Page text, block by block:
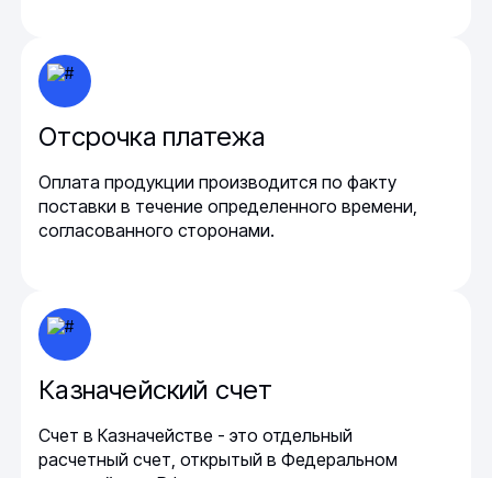
Отсрочка платежа
Оплата продукции производится по факту
поставки в течение определенного времени,
согласованного сторонами.
Казначейский счет
Счет в Казначействе - это отдельный
расчетный счет, открытый в Федеральном